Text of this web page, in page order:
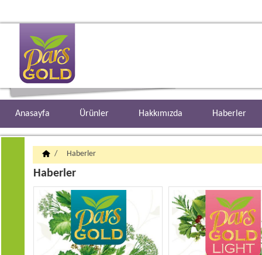
Anasayfa Ürünler Hakkımızda Haberler
/ Haberler
Haberler